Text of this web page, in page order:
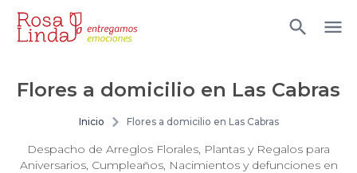
Flores a domicilio en Las Cabras
Inicio Flores a domicilio en Las Cabras
Despacho de Arreglos Florales, Plantas y Regalos para
Aniversarios, Cumpleaños, Nacimientos y defunciones en